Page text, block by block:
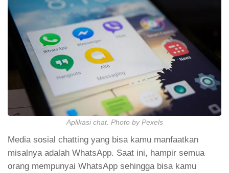
Aplikasi chat. Photo by Pexels
Media sosial chatting yang bisa kamu manfaatkan
misalnya adalah WhatsApp. Saat ini, hampir semua
orang mempunyai WhatsApp sehingga bisa kamu